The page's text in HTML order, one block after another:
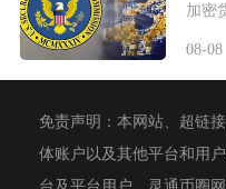
08-08
免责声明：本网站、超链
体账户以及其他平台和用